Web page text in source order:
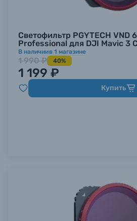
Светофильтр PGYTECH VND
Professional для DJI Mavic 3
В наличиив 1 магазине
1 990 ₽ 40%
1 199 ₽
Купить